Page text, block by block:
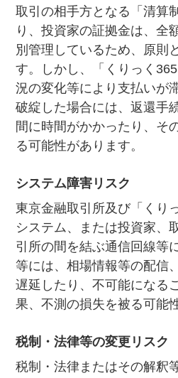
取引の相手方となる「清算
り、投資家の証拠金は、全
別管理しているため、原則
す。しかし、「くりっく
況の変化等により支払いが
破綻した場合には、返還手
間に時間がかかったり、そ
る可能性があります。
システム障害リスク
東京金融取引所及び「くり
システム、または投資家、
引所の間を結ぶ通信回線等
等には、相場情報等の配信
遅延したり、不可能になる
果、不測の損失を被る可能
税制・法律等の変更リスク
税制・法律またはその解釈